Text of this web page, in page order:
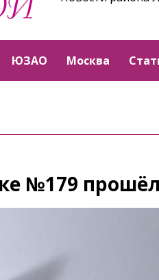
ЮЗАО Москва
№179